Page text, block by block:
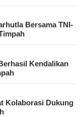
Bersama TNI-
Kendalikan
Kolaborasi Dukung